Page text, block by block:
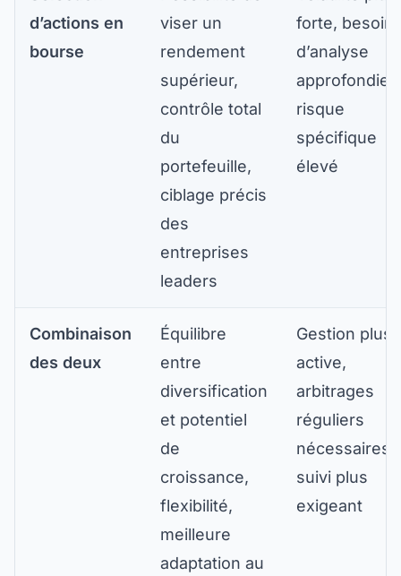
d’actions en
bourse
viser un
rendement
supérieur,
contrôle total
du
portefeuille,
ciblage précis
des
entreprises
leaders
forte, besoin
d’analyse
approfondie,
risque
spécifique
élevé
Combinaison
des deux
Équilibre
entre
diversification
et potentiel
de
croissance,
flexibilité,
meilleure
adaptation au
Gestion plus
active,
arbitrages
réguliers
nécessaires,
suivi plus
exigeant